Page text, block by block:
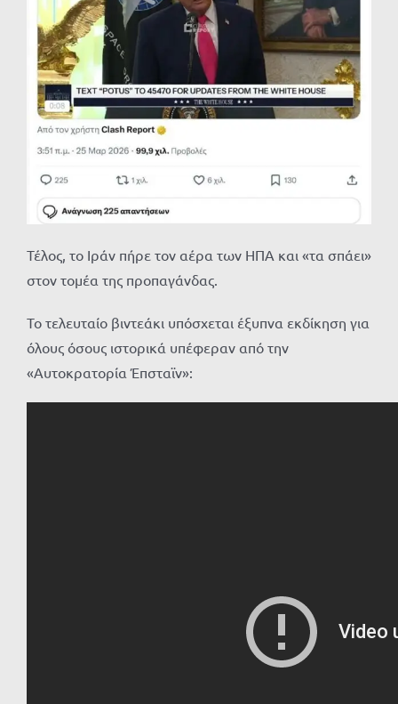
Τέλος, το Ιράν πήρε τον αέρα των ΗΠΑ και «τα σπάει»
στον τομέα της προπαγάνδας.
Το τελευταίο βιντεάκι υπόσχεται έξυπνα εκδίκηση για
όλους όσους ιστορικά υπέφεραν από την
«Αυτοκρατορία Έπσταϊν»: